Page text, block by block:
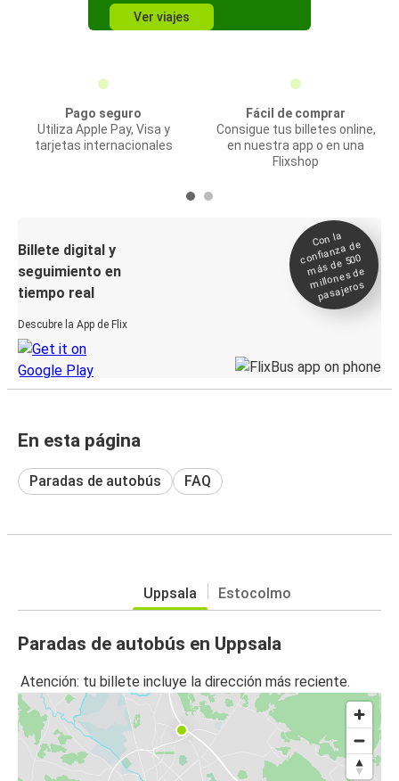
Ver viajes
Pago seguro
Utiliza Apple Pay, Visa y
tarjetas internacionales
Fácil de comprar
Consigue tus billetes online,
en nuestra app o en una
Flixshop
Billete digital y
seguimiento en
tiempo real
Descubre la App de Flix
Con la
confianza de
más de 500
millones de
pasajeros
En esta página
Paradas de autobús FAQ
Uppsala Estocolmo
Paradas de autobús en Uppsala
Atención: tu billete incluye la dirección más reciente.